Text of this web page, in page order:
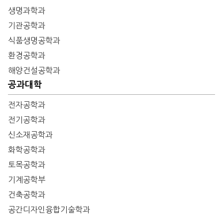
생명과학과
기관공학과
식품생명공학과
환경공학과
해양건설공학과
공과대학
전자공학과
전기공학과
신소재공학과
화학공학과
토목공학과
기계공학부
건축공학과
공간디자인융합기술학과